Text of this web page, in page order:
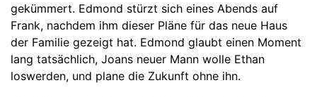
gekümmert. Edmond stürzt sich eines Abends auf
Frank, nachdem ihm dieser Pläne für das neue Haus
der Familie gezeigt hat. Edmond glaubt einen Moment
lang tatsächlich, Joans neuer Mann wolle Ethan
loswerden, und plane die Zukunft ohne ihn.